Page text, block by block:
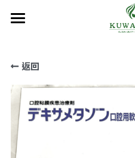
商品分類
減肥瘦身
購買須知
返回
商
所有商品分類
處方藥品/醫學康復治療